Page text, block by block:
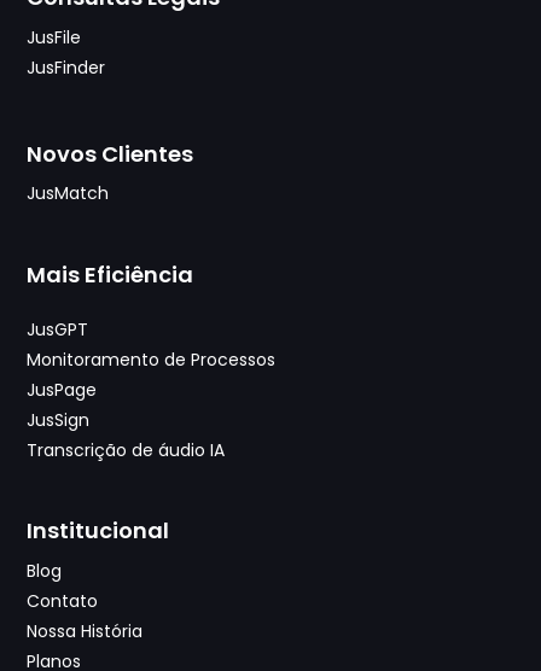
JusFile
JusFinder
Novos Clientes
JusMatch
Mais Eficiência
JusGPT
Monitoramento de Processos
JusPage
JusSign
Transcrição de áudio IA
Institucional
Blog
Contato
Nossa História
Planos